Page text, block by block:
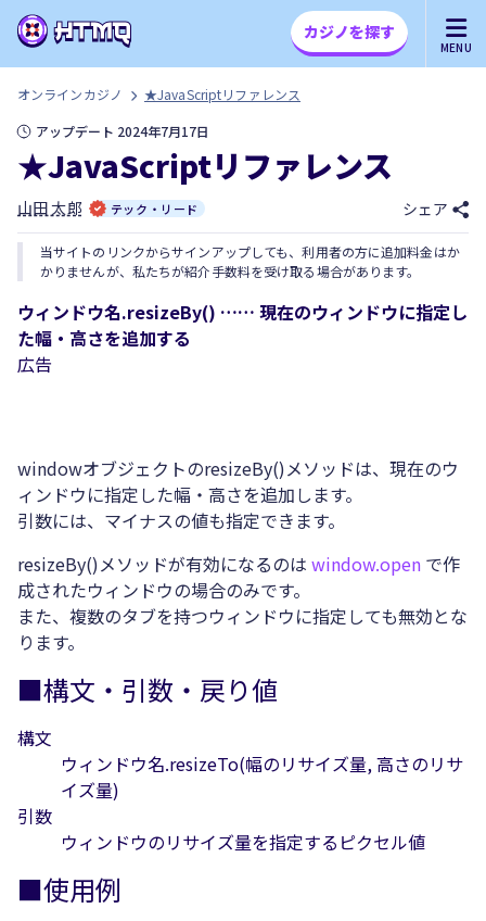
MENU
カジノを探す
オンラインカジノ
★JavaScriptリファレンス
アップデート 2024年7月17日
★JavaScriptリファレンス
山田 太郎 テック・リード シェア
当サイトのリンクからサインアップしても、利用者の方に追加料金はか
かりませんが、私たちが紹介手数料を受け取る場合があります。
ウィンドウ名.resizeBy() …… 現在のウィンドウに指定し
た幅・高さを追加する
広告
windowオブジェクトのresizeBy()メソッドは、現在のウ
ィンドウに指定した幅・高さを追加します。
引数には、マイナスの値も指定できます。
resizeBy()メソッドが有効になるのは window.open で作
成されたウィンドウの場合のみです。
また、複数のタブを持つウィンドウに指定しても無効とな
ります。
■構文・引数・戻り値
構文
ウィンドウ名.resizeTo(幅のリサイズ量, 高さのリサ
イズ量)
引数
ウィンドウのリサイズ量を指定するピクセル値
■使用例